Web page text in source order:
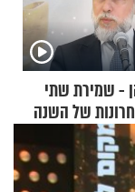
- שמירת שתי
של השנה